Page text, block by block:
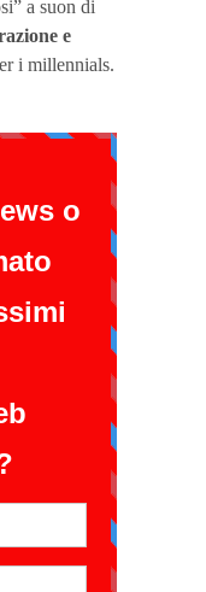
a suon di
e
i millennials.